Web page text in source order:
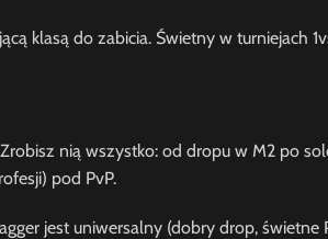
klasą do zabicia. Świetny w turniejach
nią wszystko: od dropu w M2 po
pod PvP.
jest uniwersalny (dobry drop, świetne